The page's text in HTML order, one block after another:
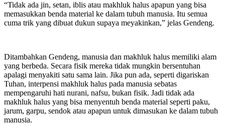
“Tidak ada jin, setan, iblis atau makhluk halus apapun yang bisa
memasukkan benda material ke dalam tubuh manusia. Itu semua
cuma trik yang dibuat dukun supaya meyakinkan,” jelas Gendeng.
Ditambahkan Gendeng, manusia dan makhluk halus memiliki alam
yang berbeda. Secara fisik mereka tidak mungkin bersentuhan
apalagi menyakiti satu sama lain. Jika pun ada, seperti digariskan
Tuhan, interpensi makhluk halus pada manusia sebatas
mempengaruhi hati nurani, nafsu, bukan fisik. Jadi tidak ada
makhluk halus yang bisa menyentuh benda material seperti paku,
jarum, garpu, sendok atau apapun untuk dimasukan ke dalam tubuh
manusia.